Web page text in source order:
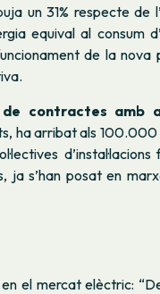
un 31% respecte de
equival al consum
de la
contractes amb
ha arribat als
ja s’han posat en
el mercat elèctric: